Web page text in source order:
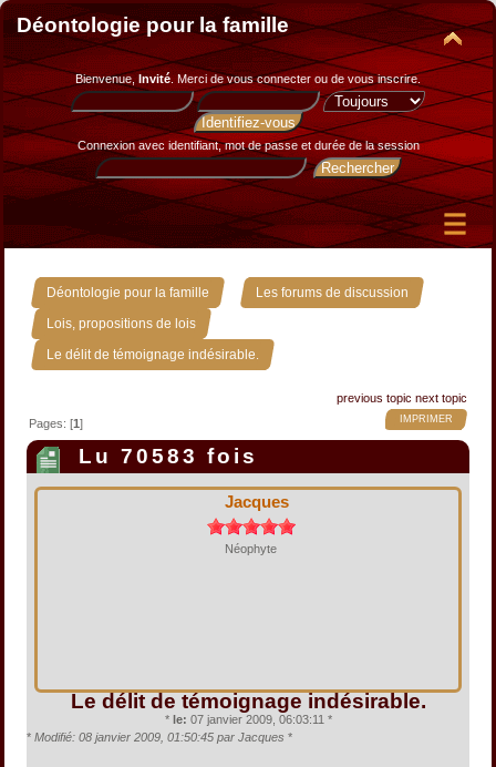
Déontologie pour la famille
Bienvenue, Invité. Merci devous connecter ou de vous inscrire.
Connexion avec identifiant, mot de passe et durée de la session
Déontologie pour la famille » Les forums de discussion »
Lois, propositions de lois »
Le délit de témoignage indésirable.
previous topic next topic
IMPRIMER
Pages: [1]
Lu 70583 fois
Jacques
Néophyte
Le délit de témoignage indésirable.
* le: 07 janvier 2009, 06:03:11 *
* Modifié: 08 janvier 2009, 01:50:45 par Jacques *